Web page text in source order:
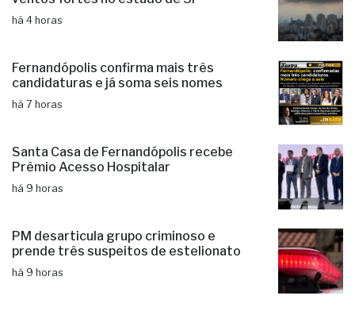
há 4 horas
Fernandópolis confirma mais três
candidaturas e já soma seis nomes
há 7 horas
Santa Casa de Fernandópolis recebe
Prêmio Acesso Hospitalar
há 9 horas
PM desarticula grupo criminoso e
prende três suspeitos de estelionato
há 9 horas